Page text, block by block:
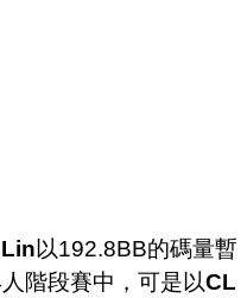
以192.8BB的碼量暫
階段賽中，可是以CL